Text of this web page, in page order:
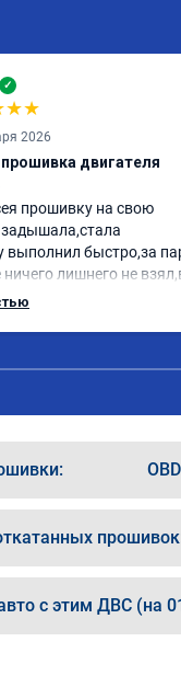
✓
★★
2026
двигателя
прошивку на свою
выполнил быстро,за
лишнего не
заранее.После
с этим ДВС (на